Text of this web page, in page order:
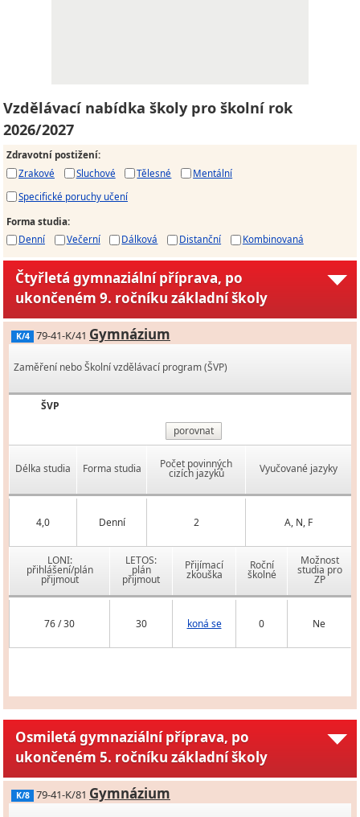
Vzdělávací nabídka školy pro školní rok
2026/2027
Zdravotní postižení:
Zrakové
Sluchové Tělesné
Mentální
Specifické poruchy učení
Forma studia:
Denní
Večerní Dálková Distanční Kombinovaná
Čtyřletá gymnaziální příprava, po
ukončeném 9. ročníku základní školy
K/4 79-41-K/41 Gymnázium
Zaměření nebo Školní vzdělávací program (ŠVP)
ŠVP
porovnat
Délka studia Forma studia Počet povinných
cizích jazyků Vyučované jazyky
4,0 Denní 2 A, N, F
LONI:
přihlášení/plán
přijmout
LETOS:
plán
přijmout
Přijímací
zkouška
Roční
školné
Možnost
studia pro
ZP
76 / 30 30 koná se 0 Ne
Osmiletá gymnaziální příprava, po
ukončeném 5. ročníku základní školy
K/8 79-41-K/81 Gymnázium